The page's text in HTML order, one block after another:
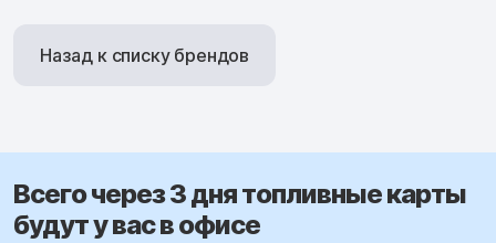
Назад к списку брендов
Всего через 3 дня топливные карты
будут у вас в офисе